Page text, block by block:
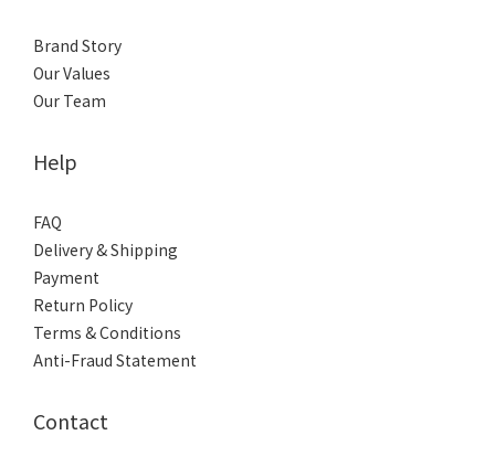
Brand Story
Our Values
Our Team
Help
FAQ
Delivery & Shipping
Payment
Return Policy
Terms & Conditions
Anti-Fraud Statement
Contact